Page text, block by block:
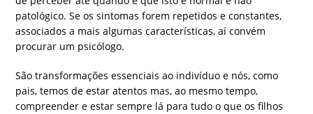
patológico. Se os sintomas forem repetidos e constantes,
associados a mais algumas características, aí convém
procurar um psicólogo.
São transformações essenciais ao indivíduo e nós, como
pais, temos de estar atentos mas, ao mesmo tempo,
compreender e estar sempre lá para tudo o que os filhos